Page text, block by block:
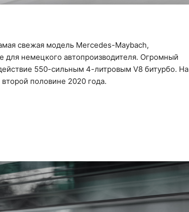
свежая модель Mercedes-Maybach,
немецкого автопроизводителя. Огромный
550-сильным 4-литровым V8 битурбо. На
половине 2020 года.